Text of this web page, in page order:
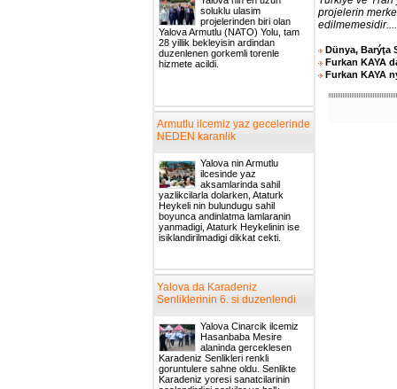
soluklu ulasim
projelerinden biri olan
Yalova Armutlu (NATO) Yolu, tam
28 yillik bekleyisin ardindan
duzenlenen gorkemli torenle
hizmete acildi.
Armutlu ilcemiz yaz gecelerinde
NEDEN karanlik
Yalova nin Armutlu
ilcesinde yaz
aksamlarinda sahil
yazlikcilarla dolarken, Ataturk
Heykeli nin bulundugu sahil
boyunca andinlatma lamlaranin
yanmadigi, Ataturk Heykelinin ise
isiklandirilmadigi dikkat cekti.
Yalova da Karadeniz
Senliklerinin 6. si duzenlendi
Yalova Cinarcik ilcemiz
Hasanbaba Mesire
alaninda gerceklesen
Karadeniz Senlikleri renkli
goruntulere sahne oldu. Senlikte
Karadeniz yoresi sanatcilarinin
projelerin
edilmemesidir....
Dünya, Barýţa
Furkan KAYA
Furkan KAYA